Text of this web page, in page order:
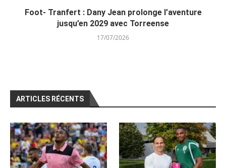
Foot- Tranfert : Dany Jean prolonge l’aventure
jusqu’en 2029 avec Torreense
17/07/2026
ARTICLES RÉCENTS